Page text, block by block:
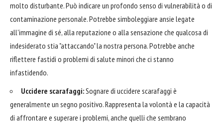
molto disturbante. Può indicare un profondo senso di vulnerabilità o di
contaminazione personale. Potrebbe simboleggiare ansie legate
all'immagine di sé, alla reputazione o alla sensazione che qualcosa di
indesiderato stia "attaccando" la nostra persona. Potrebbe anche
riflettere fastidi o problemi di salute minori che ci stanno
infastidendo.
Uccidere scarafaggi:Sognare di uccidere scarafaggi è
generalmente un segno positivo. Rappresenta la volontà e la capacità
di affrontare e superare i problemi, anche quelli che sembrano